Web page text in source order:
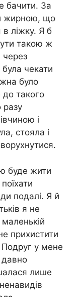
бачити. За
жирною, що
ліжку. Я б
такою ж
чекати
було
до такого
разу
і
стояла і
буде жити
подалі. Я й
я не
прихистити
у мене
лише